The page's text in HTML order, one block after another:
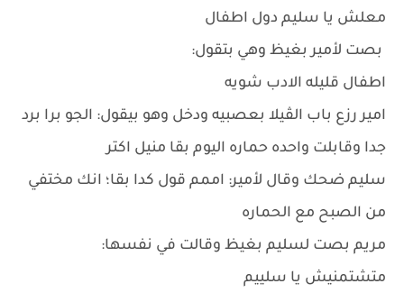
معلش يا سليم دول اطفال
بصت لأمير بغيظ وهي بتقول:
اطفال قليله الادب شويه
امير رزع باب الڤيلا بعصبيه ودخل وهو بيقول: الجو برا برد
جدا وقابلت واحده حماره اليوم بقا منيل اكتر
سليم ضحك وقال لأمير: اممم قول كدا بقا؛ انك مختفي
من الصبح مع الحماره
مريم بصت لسليم بغيظ وقالت في نفسها:
متشتمنيش يا سلييم